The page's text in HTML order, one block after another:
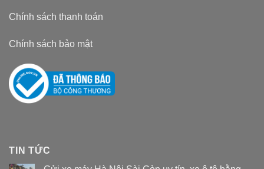
Chính sách thanh toán
Chính sách bảo mật
TIN TỨC